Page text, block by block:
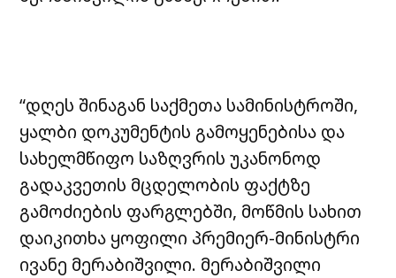
“დღეს შინაგან საქმეთა სამინისტროში,
ყალბი დოკუმენტის გამოყენებისა და
სახელმწიფო საზღვრის უკანონოდ
გადაკვეთის მცდელობის ფაქტზე
გამოძიების ფარგლებში, მოწმის სახით
დაიკითხა ყოფილი პრემიერ-მინისტრი
ივანე მერაბიშვილი. მერაბიშვილი